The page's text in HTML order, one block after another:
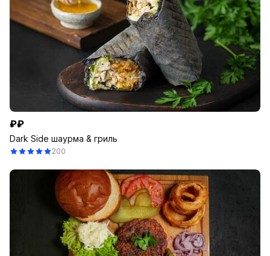
₽₽
Dark Side шаурма & гриль
200